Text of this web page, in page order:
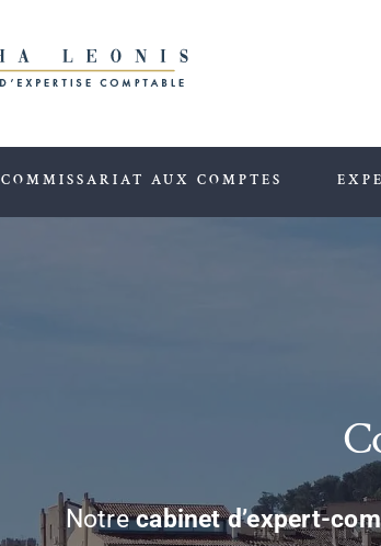
COMMISSARIAT AUX COMPTES
Notrecabinet d’expert-